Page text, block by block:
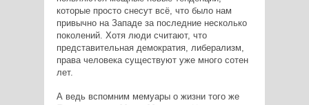
которые просто снесут всё, что было нам
привычно на Западе за последние несколько
поколений. Хотя люди считают, что
представительная демократия, либерализм,
права человека существуют уже много сотен
лет.
А ведь вспомним мемуары о жизни того же